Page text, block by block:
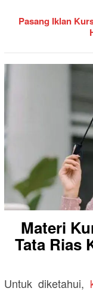
Pasang Iklan
Materi
Tata Rias
Untuk diketahui,